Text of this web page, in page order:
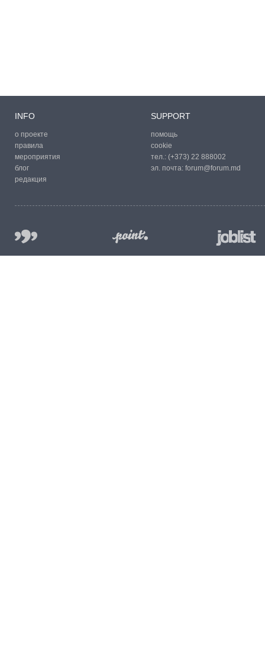
INFO
о проекте
правила
мероприятия
блог
редакция
SUPPORT
помощь
cookie
тел.: (+373) 22 888002
эл. почта: forum@forum.md